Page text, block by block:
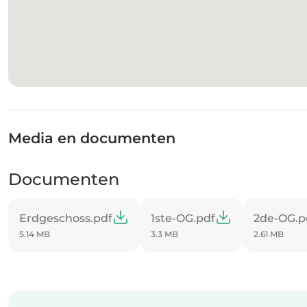
Media en documenten
Documenten
Erdgeschoss.pdf
5.14 MB
1ste-OG.pdf
3.3 MB
2de-
2.61 MB